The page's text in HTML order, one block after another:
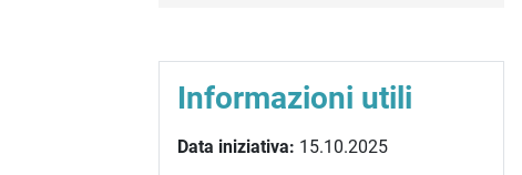
Informazioni utili
Data iniziativa: 15.10.2025